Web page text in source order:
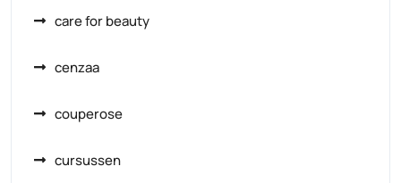
care for beauty
cenzaa
couperose
cursussen